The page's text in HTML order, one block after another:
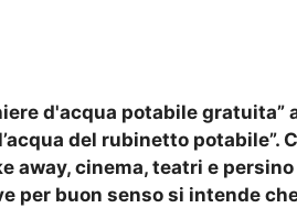
d'acqua potabile gratuita”
del rubinetto potabile”.
cinema, teatri e
per buon senso si intende